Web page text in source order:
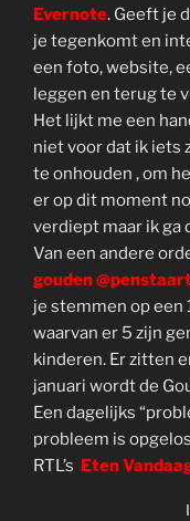
Evernote. Geeft je
je tegenkomt en
een foto, website,
leggen en terug te
Het lijkt me een
niet voor dat ik iets
te onhouden , om
er op dit moment
verdiept maar ik ga
Van een andere
gouden
je stemmen op
waarvan er 5 zijn
kinderen. Er zitten
januari wordt de
Een dagelijks
probleem is
RTL’s Eten